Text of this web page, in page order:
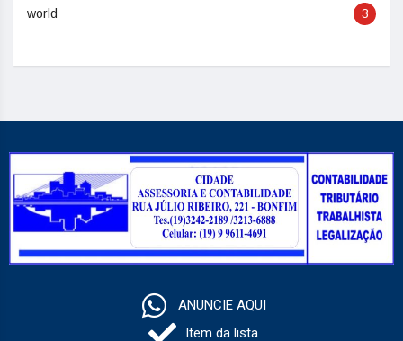
world 3
ANUNCIE AQUI
Item da lista